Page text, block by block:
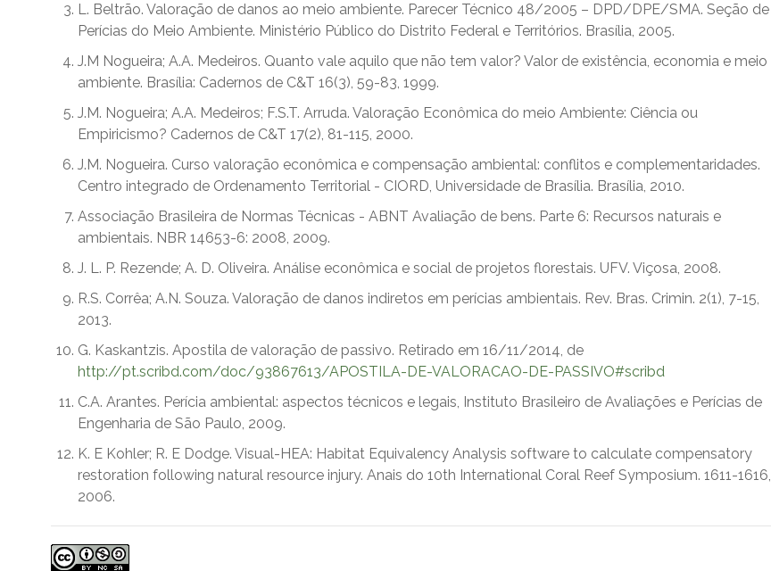
L. Beltrão. Valoração de danos ao meio ambiente. Parecer Técnico 48/2005 – DPD/DPE/SMA. Seção de
Perícias do Meio Ambiente. Ministério Público do Distrito Federal e Territórios. Brasília, 2005.
J.M Nogueira; A.A. Medeiros. Quanto vale aquilo que não tem valor? Valor de existência, economia e meio
ambiente. Brasília: Cadernos de C&T 16(3), 59-83, 1999.
J.M. Nogueira; A.A. Medeiros; F.S.T. Arruda. Valoração Econômica do meio Ambiente: Ciência ou
Empiricismo? Cadernos de C&T 17(2), 81-115, 2000.
J.M. Nogueira. Curso valoração econômica e compensação ambiental: conflitos e complementaridades.
Centro integrado de Ordenamento Territorial - CIORD, Universidade de Brasília. Brasília, 2010.
Associação Brasileira de Normas Técnicas - ABNT Avaliação de bens. Parte 6: Recursos naturais e
ambientais. NBR 14653-6: 2008, 2009.
J. L. P. Rezende; A. D. Oliveira. Análise econômica e social de projetos florestais. UFV. Viçosa, 2008.
R.S. Corrêa; A.N. Souza. Valoração de danos indiretos em perícias ambientais. Rev. Bras. Crimin. 2(1), 7-15,
2013.
G. Kaskantzis. Apostila de valoração de passivo. Retirado em 16/11/2014, de
http://pt.scribd.com/doc/93867613/APOSTILA-DE-VALORACAO-DE-PASSIVO#scribd
C.A. Arantes. Perícia ambiental: aspectos técnicos e legais, Instituto Brasileiro de Avaliações e Perícias de
Engenharia de São Paulo, 2009.
K. E Kohler; R. E Dodge. Visual-HEA: Habitat Equivalency Analysis software to calculate compensatory
restoration following natural resource injury. Anais do 10th International Coral Reef Symposium. 1611-1616,
2006.